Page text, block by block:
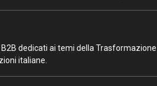
dedicati ai temi della
italiane.